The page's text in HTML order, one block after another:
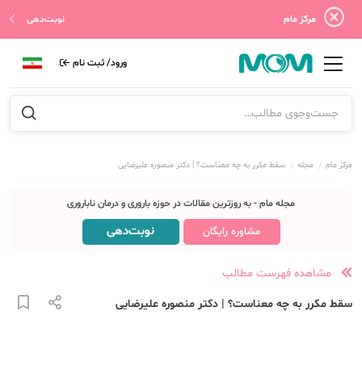
مرکز مام نوبت‌دهی
ورود/ ثبت نام
مرکز مام مجله سقط مکرر به چه معناست؟ | دکتر منصوره علیرضایی
مجله مام - به روزترین مقالات در حوزه باروری و درمان ناباروری
مشاوره رایگان نوبت‌دهی
مشاهده فهرست مطالب
سقط مکرر به چه معناست؟ | دکتر منصوره علیرضایی